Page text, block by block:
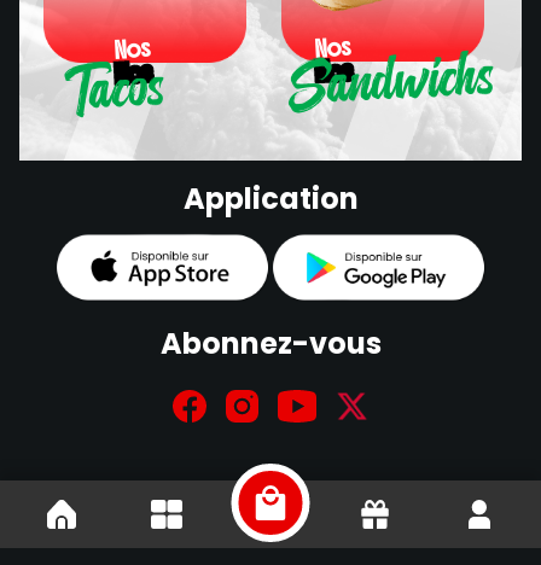
Nos
Nos
Tacos
Tacos
Nos
Nos
Sandwichs
Sandwichs
Application
Abonnez-vous